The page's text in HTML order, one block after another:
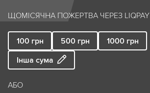
ЩОМІСЯЧНА ПОЖЕРТВА ЧЕРЕЗ LIQPAY
100 грн 500 грн 1000 грн
Інша сума
АБО